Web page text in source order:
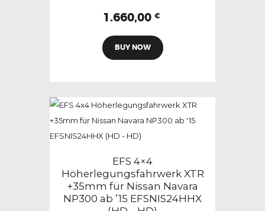
1.660,00 €
BUY NOW
EFS 4×4
Höherlegungsfahrwerk XTR
+35mm für Nissan Navara
NP300 ab ’15 EFSNIS24HHX